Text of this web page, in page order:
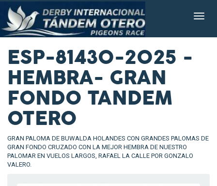
ESP-81430-2025 -
HEMBRA- GRAN
FONDO TANDEM
OTERO
GRAN PALOMA DE BUWALDA HOLANDES CON GRANDES PALOMAS DE
GRAN FONDO CRUZADO CON LA MEJOR HEMBRA DE NUESTRO
PALOMAR EN VUELOS LARGOS, RAFAEL LA CALLE POR GONZALO
VALERO.